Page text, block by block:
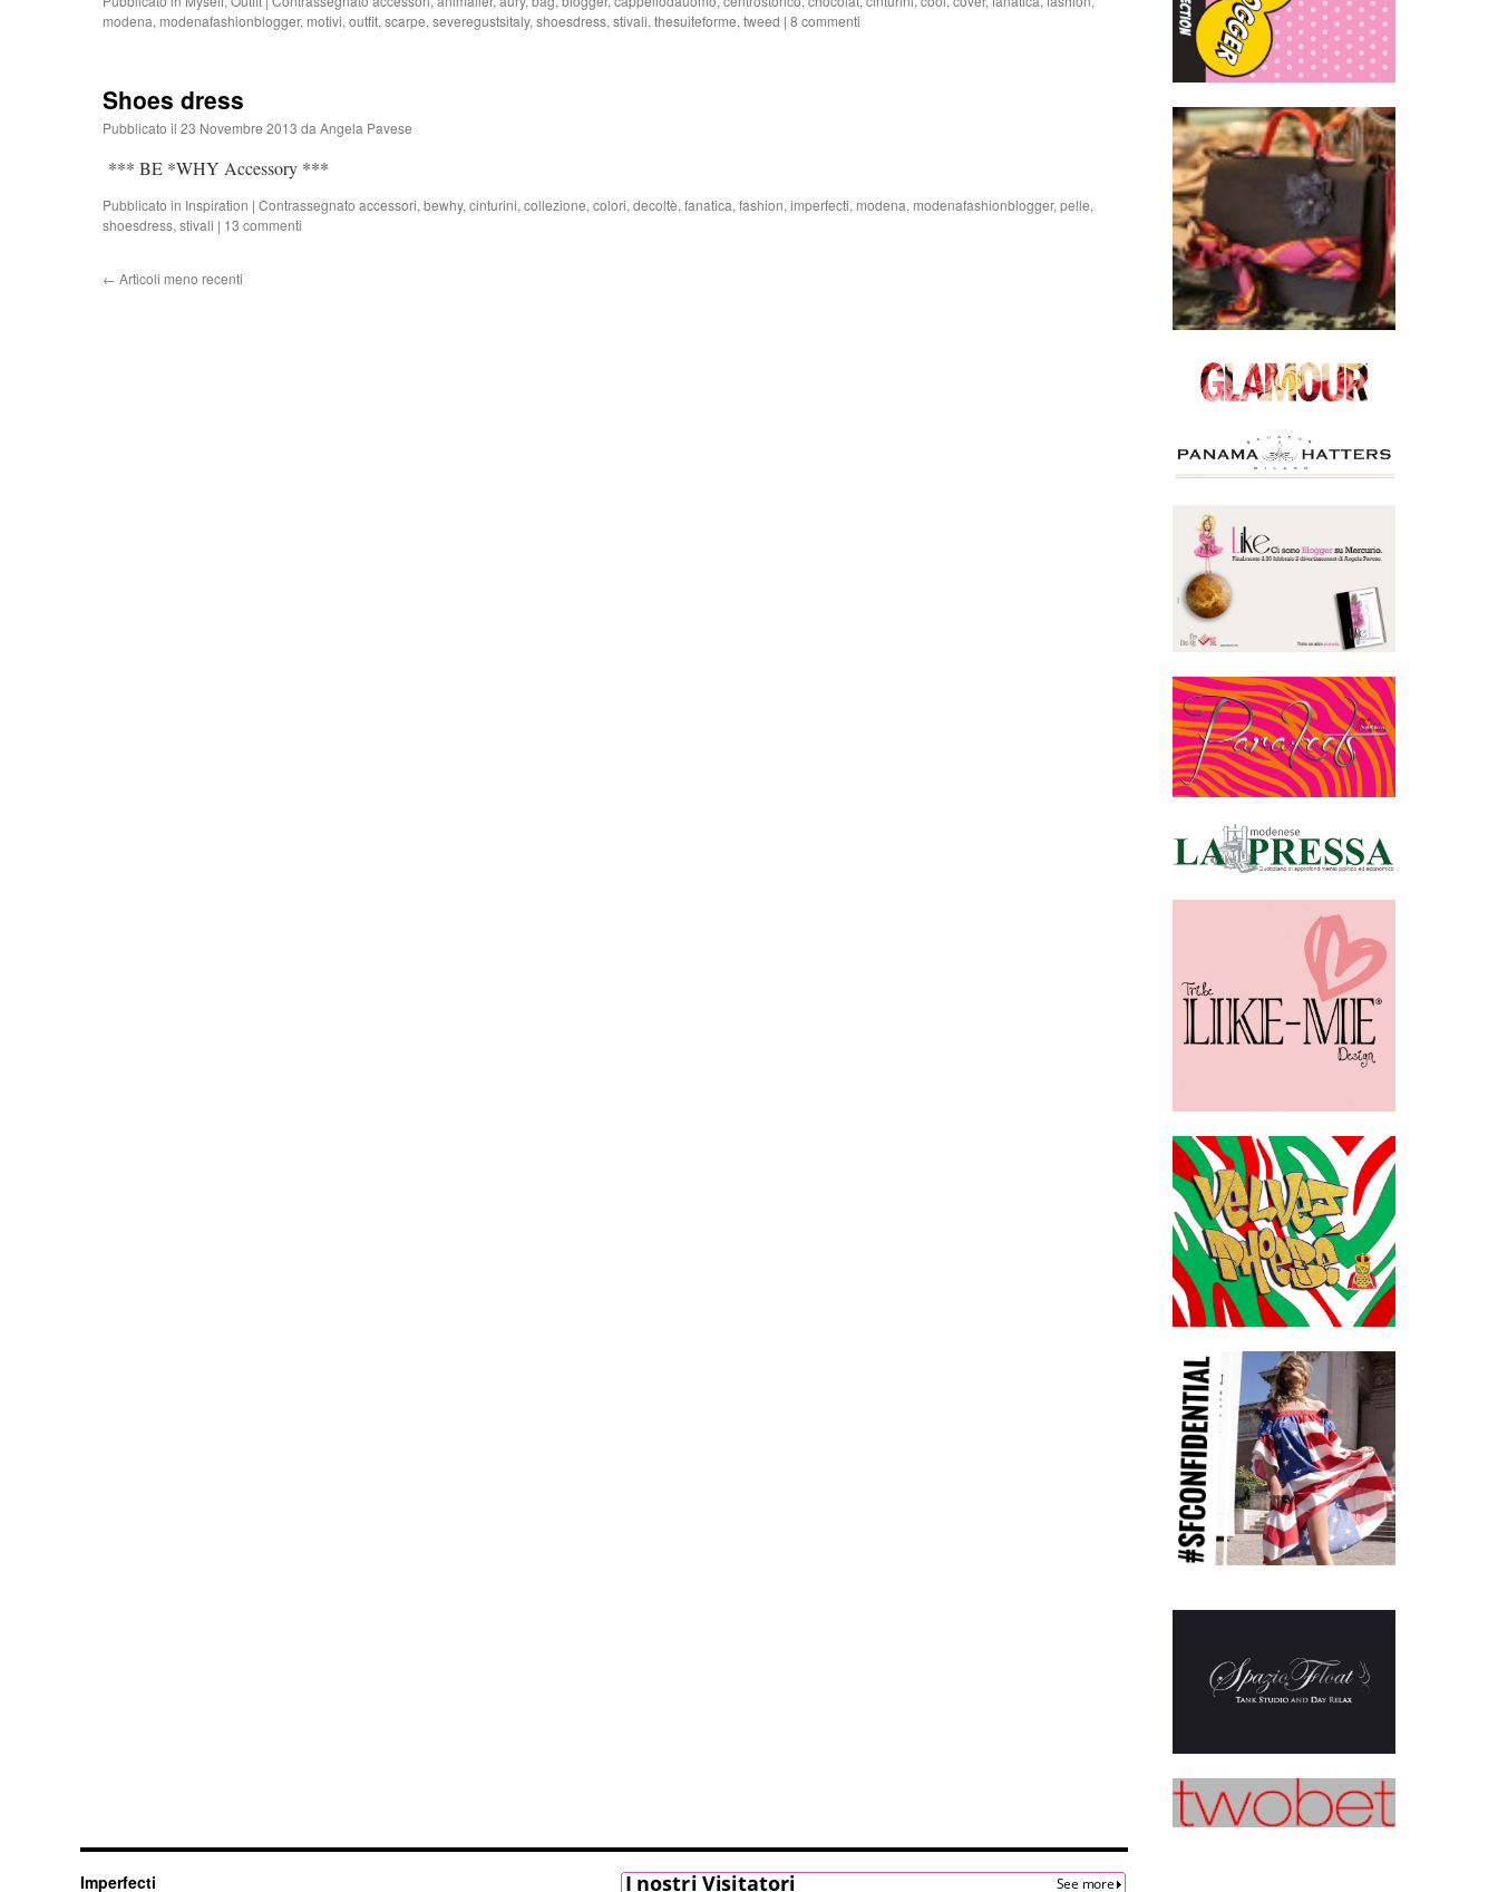
modena, modenafashionblogger, motivi, outfit, scarpe, severegustsitaly, shoesdress, stivali, thesuiteforme, tweed | 8 commenti
Shoes dress
Pubblicato il 23 Novembre 2013 da Angela Pavese
*** BE *WHY Accessory ***
Pubblicato in Inspiration | Contrassegnato accessori, bewhy, cinturini, collezione, colori, decoltè, fanatica, fashion, imperfecti, modena, modenafashionblogger, pelle,
shoesdress, stivali | 13 commenti
← Articoli meno recenti
Imperfecti